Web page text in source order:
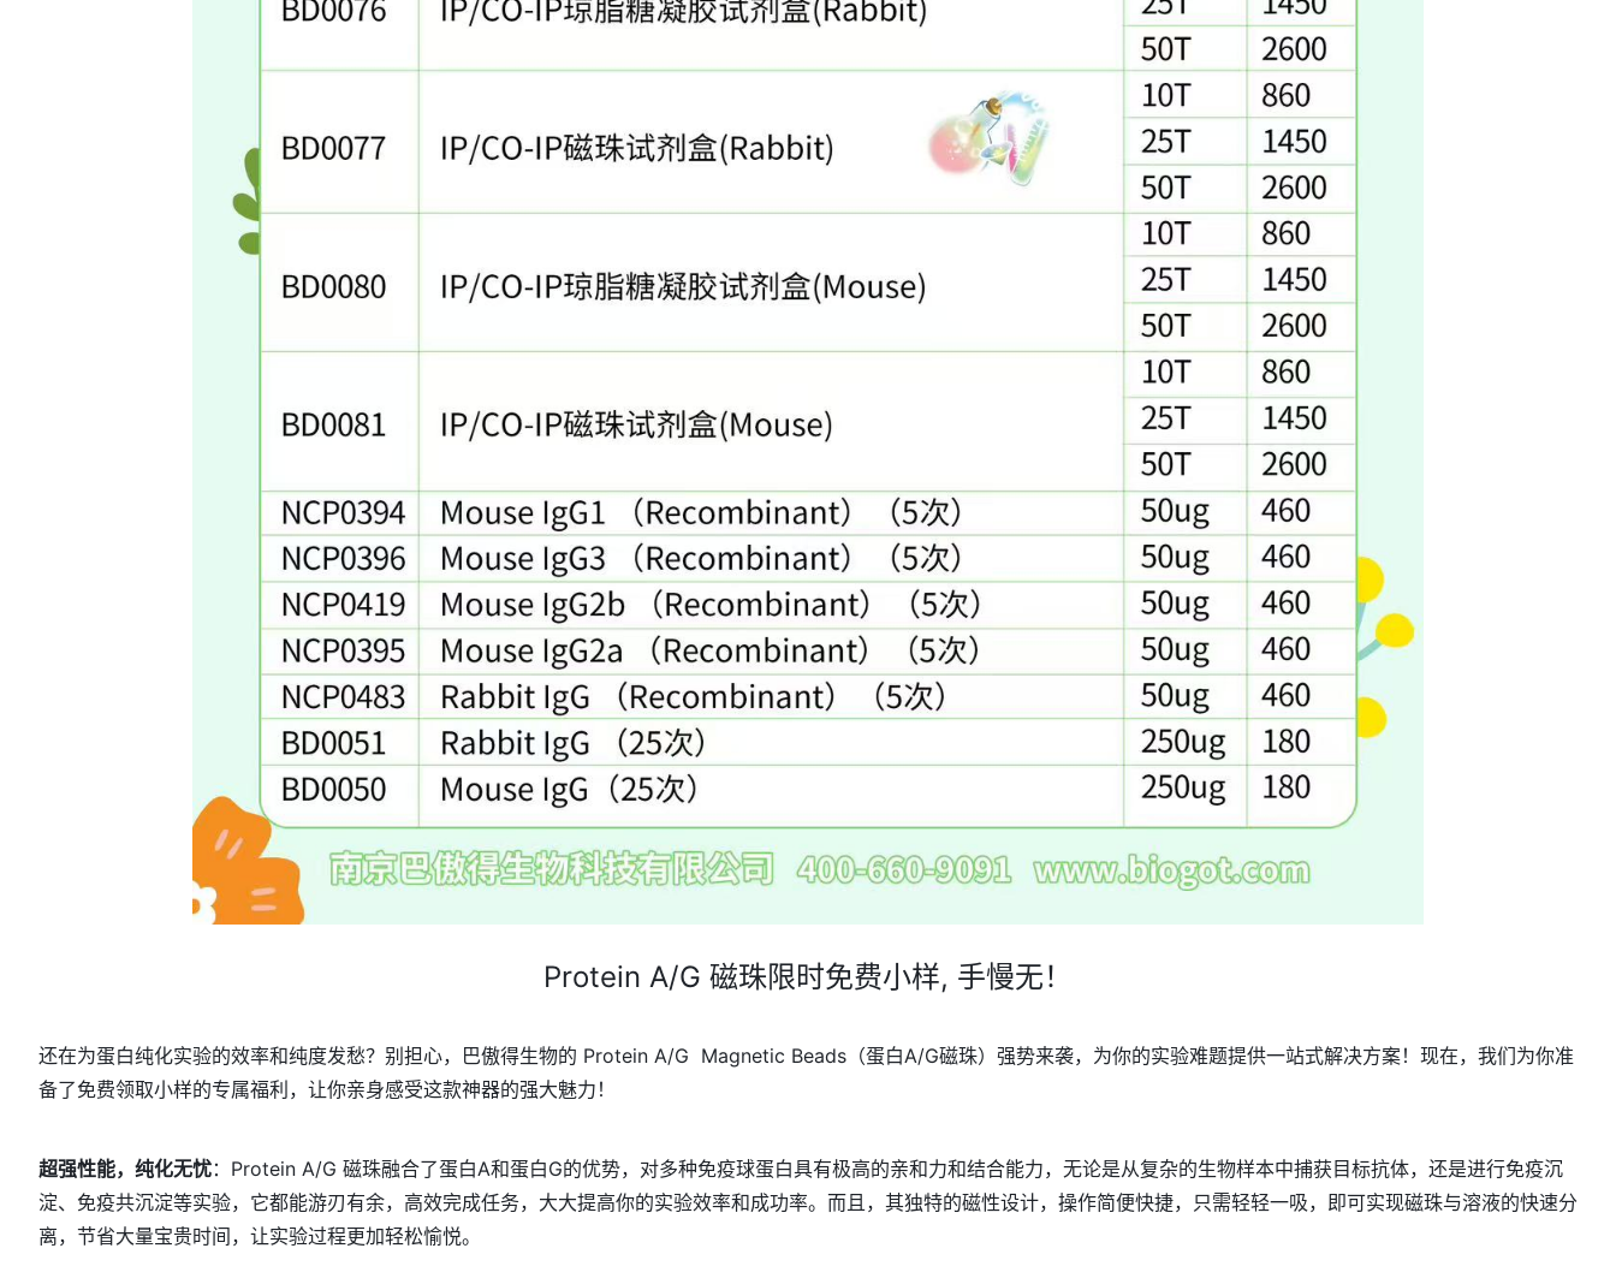
Protein A/G 磁珠限时免费小样, 手慢无！
还在为蛋白纯化实验的效率和纯度发愁？别担心，巴傲得生物的 Protein A/G Magnetic Beads（蛋白A/G磁珠）强势来袭，为你的实验难题提供一站式解决方案！现在，我们为你准
备了免费领取小样的专属福利，让你亲身感受这款神器的强大魅力！
超强性能，纯化无忧： Protein A/G 磁珠融合了蛋白A和蛋白G的优势，对多种免疫球蛋白具有极高的亲和力和结合能力，无论是从复杂的生物样本中捕获目标抗体，还是进行免疫沉
淀、免疫共沉淀等实验，它都能游刃有余，高效完成任务，大大提高你的实验效率和成功率。而且，其独特的磁性设计，操作简便快捷，只需轻轻一吸，即可实现磁珠与溶液的快速分
离，节省大量宝贵时间，让实验过程更加轻松愉悦。